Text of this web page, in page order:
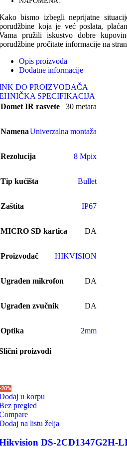
bismo izbegli neprijatne
koja je već poslata,
pružili iskustvo dobre
pročitate informacije na
Opis proizvoda
Dodatne informacije
DO PROIZVOĐAČA
SPECIFIKACIJA
Domet IR rasvete
30 metara
NamenaUniverzalna montaža
Rezolucija 8 Mpix
Tip kućišta Bullet
Zaštita IP67
MICRO SD kartica DA
Proizvođač HIKVISION
Ugrađen mikrofon DA
Ugrađen zvučnik DA
Optika 2mm
proizvodi
u korpu
pregled
na listu želja
DS-2CD1347G2H-